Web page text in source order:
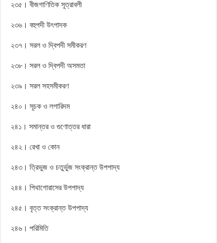
২৩৫। বীজগাণিতিক সূত্রাবলী
২৩৬। বহুপদী উৎপাদক
২৩৭। সরল ও দ্বিপদী সমীকরণ
২৩৮। সরল ও দ্বিপদী অসমতা
২৩৯। সরল সহসমীকরণ
২৪০। সূচক ও লগারিদম
২৪১। সমান্তর ও গুণোত্তর ধারা
২৪২। রেখা ও কোন
২৪৩। ত্রিভুজ ও চতুর্ভুজ সংক্রান্ত উপপাদ্য
২৪৪। পিথাগোরাসের উপপাদ্য
২৪৫। বৃত্ত সংক্রান্ত উপপাদ্য
২৪৬। পরিমিতি